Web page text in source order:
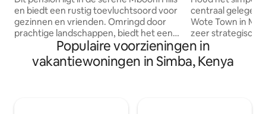
en biedt een rustig toevluchtsoord voor
gezinnen en vrienden. Omringd door
prachtige landschappen, biedt het een
diepe culturele onderdompeling door
eten, verhalen vertellen en
boerderijactiviteiten. In de buurt van
centraal gelegen
Wote Town in
zeer strategisch,
stad... naar
naar de meeste
net in de buurt
Populaire voorzieningen in
vakantiewoningen in Simba, Kenya